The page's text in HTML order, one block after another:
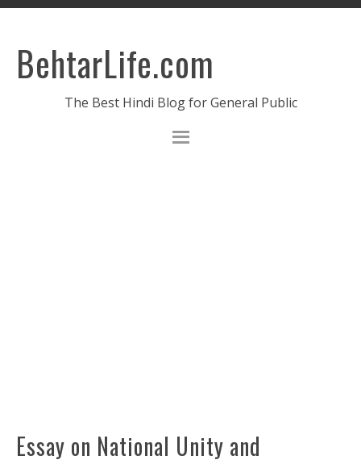
BehtarLife.com
The Best Hindi Blog for General Public
Essay on National Unity and